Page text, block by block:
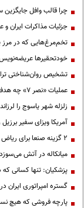
چرا قالب وافل
جزئیات مذاکرات ایران و
تخم‌مرغ‌هایی که در مرز
خودتحقیرها
تشخیص روان‌شناختی
عملیات «نصر ۷» چه هدفی را دنبال می‌کرد؟
زلزله شهر یاسوج را لرزاند
آمریکا ویزای سفیر برزیل
۲ گزینه صنعا برای ریاض
میانکاله در آتش می‌سوزد
پزشکیان: تنها کسانی که
گستره امپراتوری ایران در ۵ قرن پیش از میلاد؛ تصویری از ایران ۲۵ قرن پیش
پارچه فروشی که هیچ